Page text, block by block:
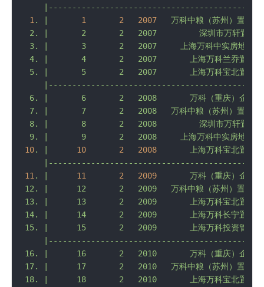
1 . 1 2 2007
万科中粮（苏州）置业有
2. |       2       2   2007         深圳市万轩置业
3. |       3       2   2007     上海万科中实房地产
4. |       4       2   2007       上海万科兰乔置业
5. |       5       2   2007       上海万科宝北置业
6. |       6       2   2008       万科（重庆）企业
7. |       7       2   2008   万科中粮（苏州）置业
8. |       8       2   2008         深圳市万轩置业
10. 10 2 2008 上海万科宝北置业
11 . 11 2 2009
万科（重庆）企业
12. |      12       2   2009   万科中粮（苏州）置业有
13. |      13       2   2009       上海万科宝北置业有
14. |      14       2   2009       上海万科长宁置业有
15. |      15       2   2009       上海万科投资管理有
16. |      16       2   2010       万科（重庆）企业有
17. |      17       2   2010   万科中粮（苏州）置业有
18. |      18       2   2010       上海万科宝北置业有